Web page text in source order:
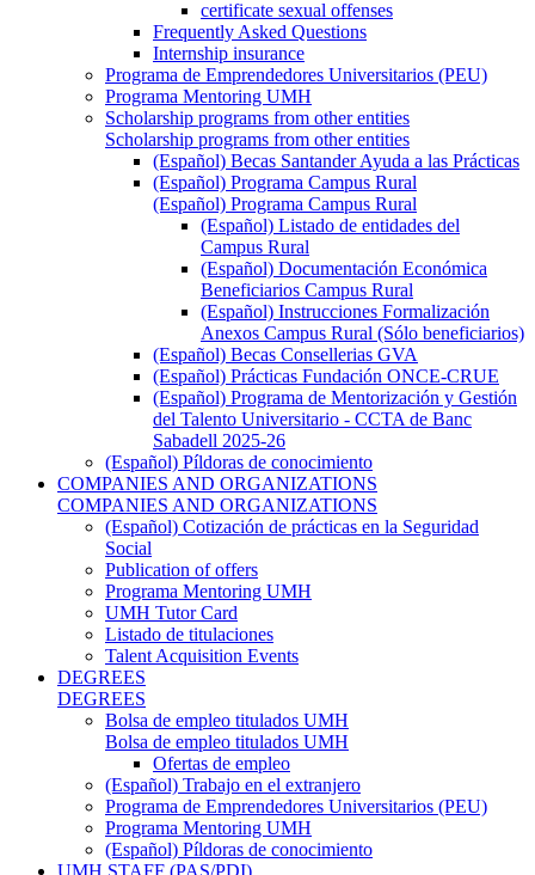
certificate sexual offenses
Frequently Asked Questions
Internship insurance
Programa de Emprendedores Universitarios (PEU)
Programa Mentoring UMH
Scholarship programs from other entities
Scholarship programs from other entities
(Español) Becas Santander Ayuda a las Prácticas
(Español) Programa Campus Rural
(Español) Programa Campus Rural
(Español) Listado de entidades del
Campus Rural
(Español) Documentación Económica
Beneficiarios Campus Rural
(Español) Instrucciones Formalización
Anexos Campus Rural (Sólo beneficiarios)
(Español) Becas Consellerias GVA
(Español) Prácticas Fundación ONCE-CRUE
(Español) Programa de Mentorización y Gestión
del Talento Universitario - CCTA de Banc
Sabadell 2025-26
(Español) Píldoras de conocimiento
COMPANIES AND ORGANIZATIONS
COMPANIES AND ORGANIZATIONS
(Español) Cotización de prácticas en la Seguridad
Social
Publication of offers
Programa Mentoring UMH
UMH Tutor Card
Listado de titulaciones
Talent Acquisition Events
DEGREES
DEGREES
Bolsa de empleo titulados UMH
Bolsa de empleo titulados UMH
Ofertas de empleo
(Español) Trabajo en el extranjero
Programa de Emprendedores Universitarios (PEU)
Programa Mentoring UMH
(Español) Píldoras de conocimiento
UMH STAFF (PAS/PDI)